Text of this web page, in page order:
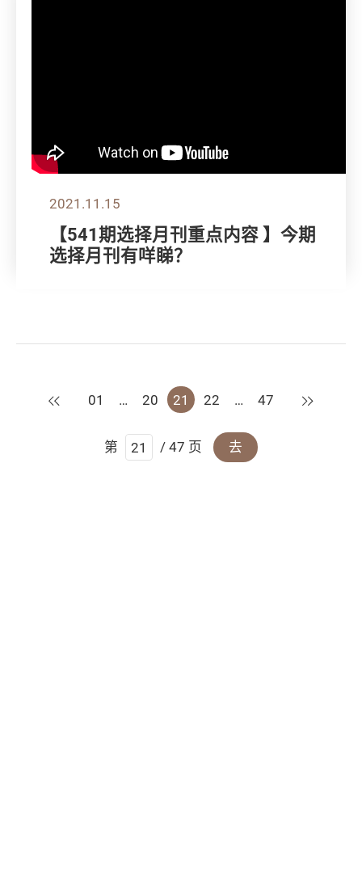
2021.11.15
【541期选择月刊重点内容 】今期
选择月刊有咩睇？
上一页
01 … 20 21 22 … 47 下一页
第 / 47 页 去